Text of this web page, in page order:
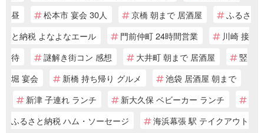
昼
松本市 宴会 30人 京橋 朝まで 居酒屋
ふるさ
と納税 よなよなエール
門前仲町 24時間営業
川崎 接
待
謎解き街コン 感想 大井町 朝まで 居酒屋
竪
堀 宴会
新橋 持ち帰り グルメ
池袋 居酒屋 朝まで
新津 子連れ ランチ
新大久保 ベビーカー ランチ
ふるさと納税 ハム・ソーセージ
海浜幕張 駅 テイクアウト